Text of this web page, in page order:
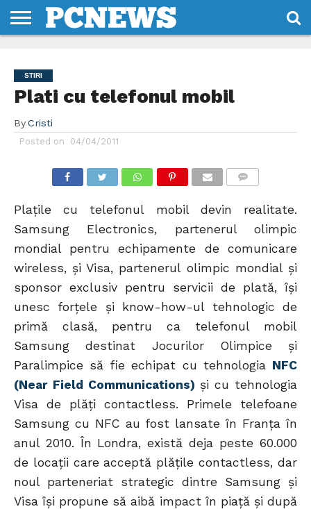
NOI
SI
CONDITII
STIRI
Plati cu telefonul mobil
By Cristi
Posted on 04/04/2011
Plațile cu telefonul mobil devin realitate.
Samsung Electronics, partenerul olimpic
mondial pentru echipamente de comunicare
wireless, şi Visa, partenerul olimpic mondial şi
sponsor exclusiv pentru servicii de plată, îşi
unesc forţele şi know-how-ul tehnologic de
primă clasă, pentru ca telefonul mobil
Samsung destinat Jocurilor Olimpice şi
Paralimpice să fie echipat cu tehnologia NFC
(Near Field Communications) şi cu tehnologia
Visa de plăţi contactless. Primele telefoane
Samsung cu NFC au fost lansate în Franța în
anul 2010. În Londra, există deja peste 60.000
de locaţii care acceptă plăţile contactless, dar
noul parteneriat strategic dintre Samsung şi
Visa îşi propune să aibă impact în piaţă şi după